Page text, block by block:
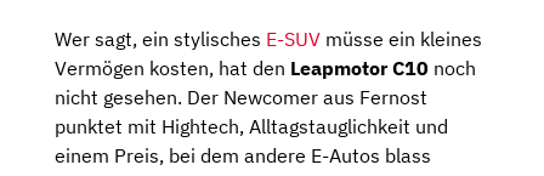
Wer sagt, ein stylisches E-SUV müsse ein kleines
Vermögen kosten, hat den Leapmotor C10 noch
nicht gesehen. Der Newcomer aus Fernost
punktet mit Hightech, Alltagstauglichkeit und
einem Preis, bei dem andere E-Autos blass